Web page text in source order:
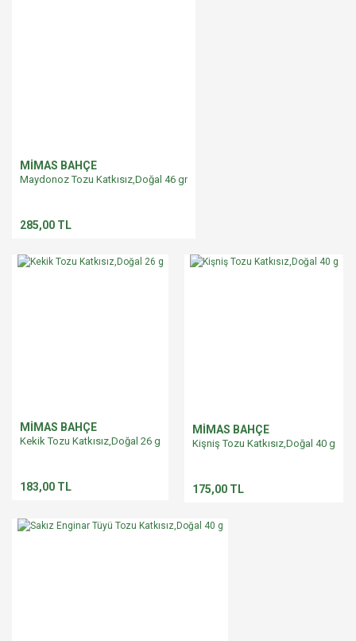
MİMAS BAHÇE
Maydonoz Tozu Katkısız,Doğal 46 gr
285,00 TL
MİMAS BAHÇE
Kekik Tozu Katkısız,Doğal 26 g
183,00 TL
MİMAS BAHÇE
Kişniş Tozu Katkısız,Doğal 40 g
175,00 TL